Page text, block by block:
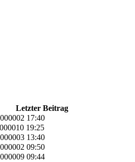
Letzter Beitrag
17:40
19:25
13:40
09:50
09:44